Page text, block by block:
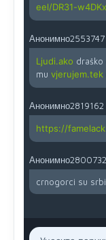
eel/DR31-
Анонимно2553747
Ljudi.ako draško
mu vjerujem.tek
Анонимно2819162
https://
Анонимно2800732
crnogorci su